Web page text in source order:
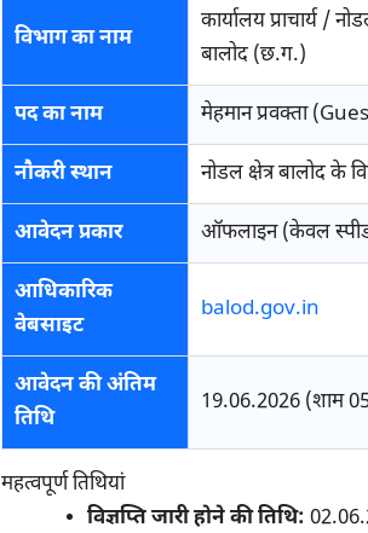
विभाग का नाम
कार्यालय प्राचार्य /
बालोद (छ.ग.)
पद का नाम मेहमान प्रवक्ता
नौकरी स्थान नोडल क्षेत्र बालोद के
आवेदन प्रकार ऑफलाइन (केवल स्पीड
आधिकारिक
वेबसाइट
balod.gov.in
आवेदन की अंतिम
तिथि
19.06.2026 (शाम
महत्वपूर्ण तिथियां
विज्ञप्ति जारी होने की तिथि: